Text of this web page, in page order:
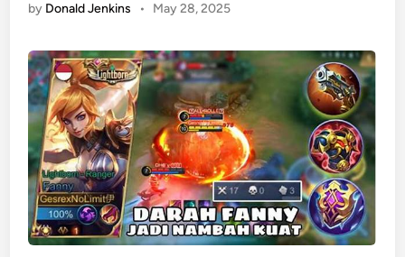
by Donald Jenkins • May 28, 2025